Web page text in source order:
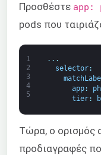
Προσθέστε app:
pods που
1
2
3
4
5
. . .
selector:
app:
tier:
Τώρα, ο ορισμός
προδιαγραφές